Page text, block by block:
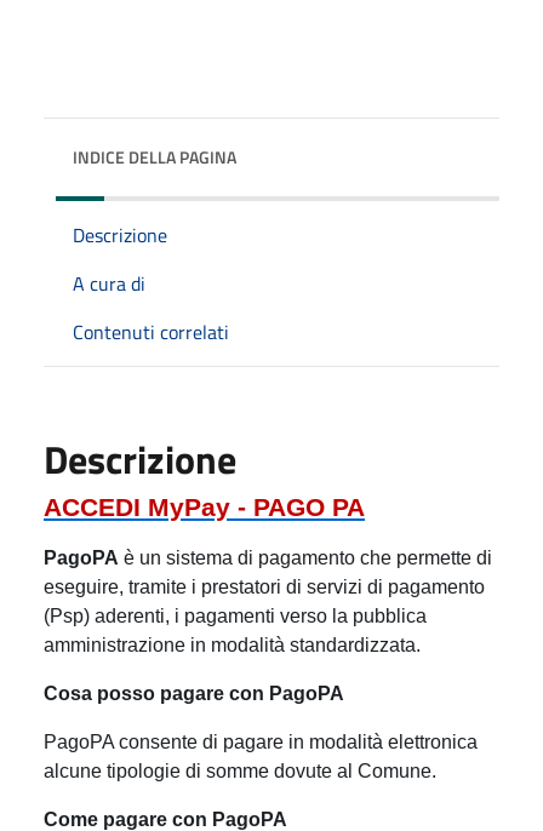
INDICE DELLA PAGINA
Descrizione
A cura di
Contenuti correlati
Descrizione
ACCEDI MyPay - PAGO PA
PagoPA è un sistema di pagamento che permette di
eseguire, tramite i prestatori di servizi di pagamento
(Psp) aderenti, i pagamenti verso la pubblica
amministrazione in modalità standardizzata.
Cosa posso pagare con PagoPA
PagoPA consente di pagare in modalità elettronica
alcune tipologie di somme dovute al Comune.
Come pagare con PagoPA